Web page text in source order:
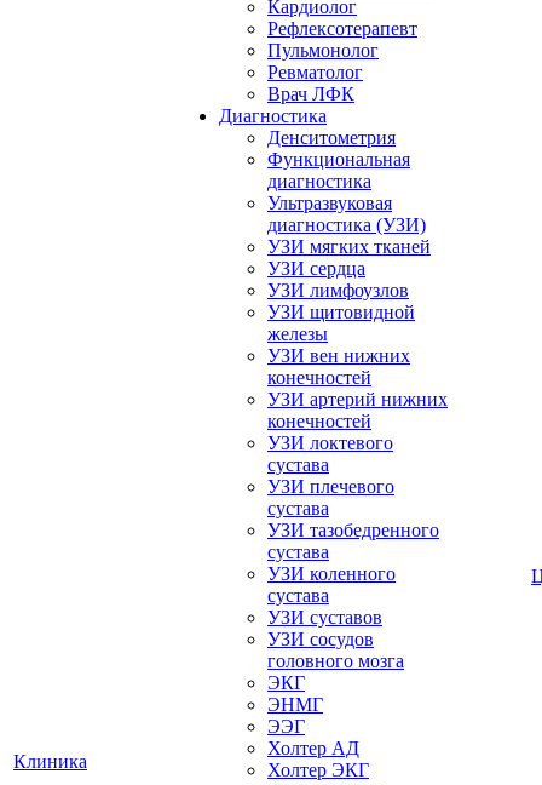
Клиника
Кардиолог
Рефлексотерапевт
Пульмонолог
Ревматолог
Врач ЛФК
Диагностика
Денситометрия
Функциональная
диагностика
Ультразвуковая
диагностика (УЗИ)
УЗИ мягких тканей
УЗИ сердца
УЗИ лимфоузлов
УЗИ щитовидной
железы
УЗИ вен нижних
конечностей
УЗИ артерий нижних
конечностей
УЗИ локтевого
сустава
УЗИ плечевого
сустава
УЗИ тазобедренного
сустава
УЗИ коленного
сустава
УЗИ суставов
УЗИ сосудов
головного мозга
ЭКГ
ЭНМГ
ЭЭГ
Холтер АД
Холтер ЭКГ